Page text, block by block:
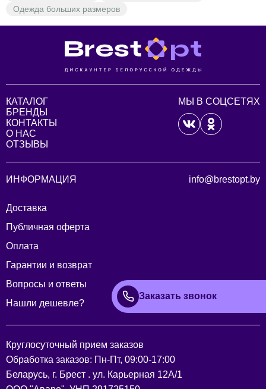
Одежда больших размеров
КАТАЛОГ
БРЕНДЫ
КОНТАКТЫ
О НАС
ОТЗЫВЫ
МЫ В СОЦСЕТЯХ
ИНФОРМАЦИЯ
Доставка
Публичная оферта
Оплата
Гарантии и возврат
Вопросы и ответы
Нашли дешевле?
info@brestopt.by
Заказать звонок
Круглосуточный прием заказов
Обработка заказов: Пн-Пт, 09:00-17:00
Беларусь, г. Брест . ул. Карьерная 12А/1